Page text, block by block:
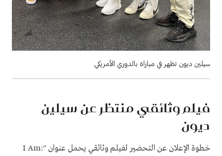
سيلين ديون تظهر في مباراة بالدوري الأمريكي
فيلم وثائقي منتظر عن سيلين
ديون
خطوة الإعلان عن التحضير لفيلم وثائقي يحمل عنوان "I Am: